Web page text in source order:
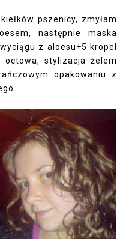
pszenicy, zmyłam
następnie maska
z aloesu+5 kropel
octowa, stylizacja żelem
opakowaniu z